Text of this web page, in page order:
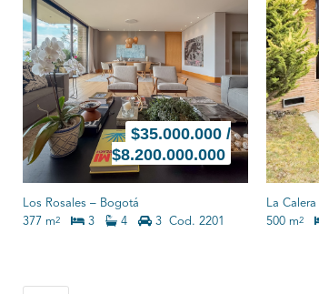
$35.000.000 /
$8.200.000.000
Los Rosales – Bogotá
377 m2 3 4 3 Cod. 2201
La Calera
500 m2